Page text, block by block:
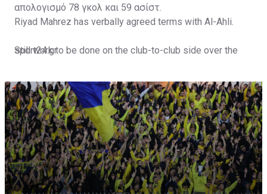
απολογισμό 78 γκολ και 59 ασίστ.
Riyad Mahrez has verbally agreed terms with Al-Ahli.
Still work to be done on the club-to-club side over the
Not a done deal yet, but Mahrez is keen on the move and
Al-Ahli hope to move fast.🇸🇦
pic.twitter.com/Z0SmniQXIP
— Ben Jacobs (@JacobsBen)July 15, 2023
sport24.gr